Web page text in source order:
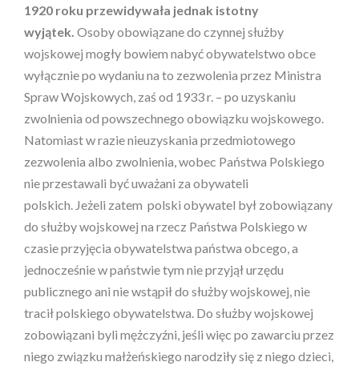
1920 roku przewidywała jednak istotny
wyjątek. Osoby obowiązane do czynnej służby
wojskowej mogły bowiem nabyć obywatelstwo obce
wyłącznie po wydaniu na to zezwolenia przez Ministra
Spraw Wojskowych, zaś od 1933 r. – po uzyskaniu
zwolnienia od powszechnego obowiązku wojskowego.
Natomiast w razie nieuzyskania przedmiotowego
zezwolenia albo zwolnienia, wobec Państwa Polskiego
nie przestawali być uważani za obywateli
polskich. Jeżeli zatem polski obywatel był zobowiązany
do służby wojskowej na rzecz Państwa Polskiego w
czasie przyjęcia obywatelstwa państwa obcego, a
jednocześnie w państwie tym nie przyjął urzędu
publicznego ani nie wstąpił do służby wojskowej, nie
tracił polskiego obywatelstwa. Do służby wojskowej
zobowiązani byli mężczyźni, jeśli więc po zawarciu przez
niego związku małżeńskiego narodziły się z niego dzieci,